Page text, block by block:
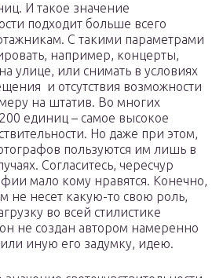
И такое значение
подходит больше всего
С такими параметрами
например, концерты,
улице, или снимать в условиях
и отсутствия возможности
на штатив. Во многих
единиц – самое высокое
Но даже при этом,
пользуются им лишь в
Согласитесь, чересчур
мало кому нравятся. Конечно,
не несет какую-то свою роль,
во всей стилистике
не создан автором намеренно
иную его задумку, идею.